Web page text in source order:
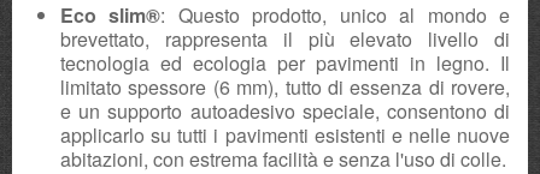
Eco slim®: Questo prodotto, unico al mondo e
brevettato, rappresenta il più elevato livello di
tecnologia ed ecologia per pavimenti in legno. Il
limitato spessore (6 mm), tutto di essenza di rovere,
e un supporto autoadesivo speciale, consentono di
applicarlo su tutti i pavimenti esistenti e nelle nuove
abitazioni, con estrema facilità e senza l'uso di colle.